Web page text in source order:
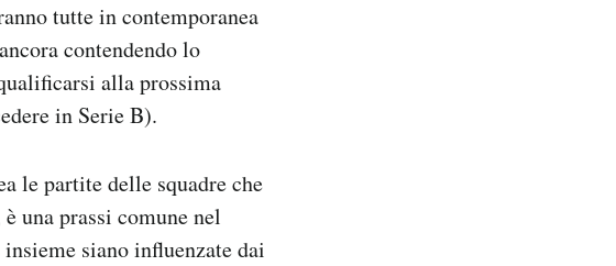
tutte in contemporanea
contendendo lo
alla prossima
in Serie B).
le partite delle squadre che
una prassi comune nel
siano influenzate dai